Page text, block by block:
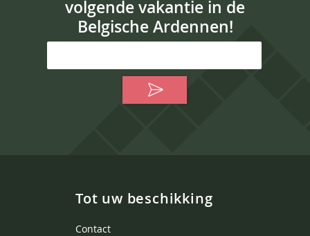
volgende vakantie in de
Belgische Ardennen!
Tot uw beschikking
Contact